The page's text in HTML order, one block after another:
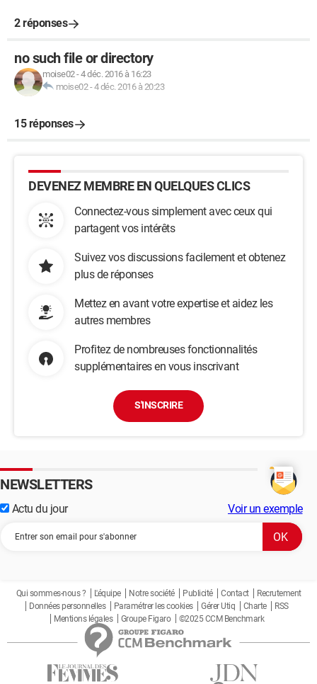
2 réponses
no such file or directory
moise02-4 déc. 2016 à 16:23
moise02-4 déc. 2016 à 20:23
15 réponses
DEVENEZ MEMBRE EN QUELQUES CLICS
Connectez-vous simplement avec ceux qui
partagent vos intérêts
Suivez vos discussions facilement et obtenez
plus de réponses
Mettez en avant votre expertise et aidez les
autres membres
Profitez de nombreuses fonctionnalités
supplémentaires en vous inscrivant
S'INSCRIRE
NEWSLETTERS
Actu du jour Voir un exemple
Qui sommes-nous ? L'équipe Notre société Publicité Contact
Recrutement
Données personnelles
Paramétrer les cookies Gérer Utiq Charte
RSS
Mentions légales
Groupe Figaro ©2025 CCM Benchmark